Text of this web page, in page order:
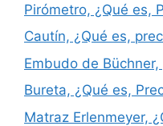
Pirómetro, ¿Qué es,
Cautín, ¿Qué es,
Embudo de
Bureta, ¿Qué es,
Matraz Erlenmeyer,